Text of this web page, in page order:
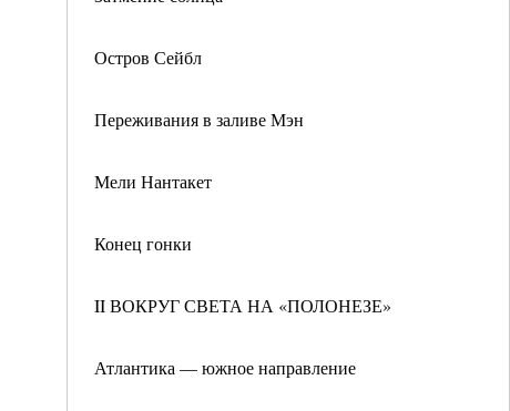
Остров Сейбл
Переживания в заливе Мэн
Мели Нантакет
Конец гонки
II ВОКРУГ СВЕТА НА «ПОЛОНЕЗЕ»
Атлантика — южное направление